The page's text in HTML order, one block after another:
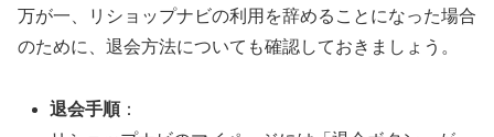
万が一、リショップナビの利用を辞めることになった場合
のために、退会方法についても確認しておきましょう。
退会手順：